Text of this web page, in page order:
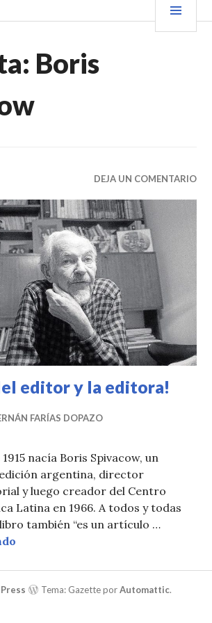
NOTICIAS
Boris
DEJA UN COMENTARIO
editor y la editora!
FARÍAS DOPAZO
nacía Boris Spivacow, un
argentina, director
y luego creador del Centro
Latina en 1966. A todos y todas
también “es un artículo …
Tema: Gazette porAutomattic.